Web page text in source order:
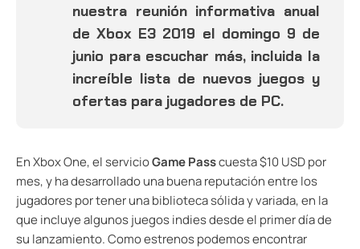
nuestra reunión informativa anual
de Xbox E3 2019 el domingo 9 de
junio para escuchar más, incluida la
increíble lista de nuevos juegos y
ofertas para jugadores de PC.
En Xbox One, el servicioGame Passcuesta $10 USD por
mes, y ha desarrollado una buena reputación entre los
jugadores por tener una biblioteca sólida y variada, en la
que incluye algunos juegos indies desde el primer día de
su lanzamiento. Como estrenos podemos encontrar